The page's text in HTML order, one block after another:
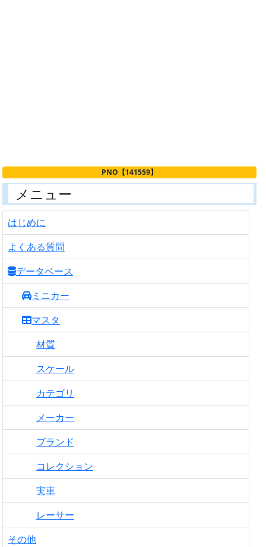
PNO【141559】
メニュー
はじめに
よくある質問
データベース
ミニカー
マスタ
材質
スケール
カテゴリ
メーカー
ブランド
コレクション
実車
レーサー
その他